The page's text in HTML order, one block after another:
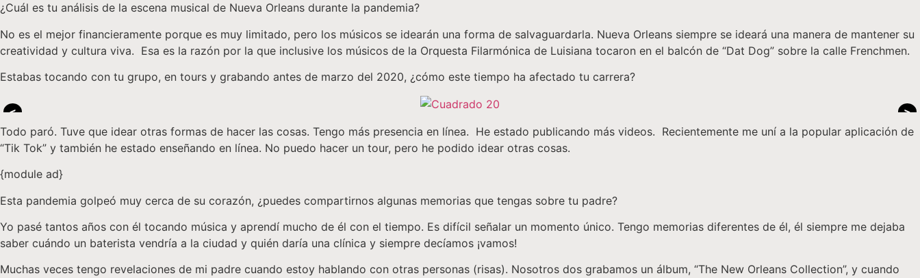
¿Cuál es tu análisis de la escena musical de Nueva Orleans durante la pandemia?
No es el mejor financieramente porque es muy limitado, pero los músicos se idearán una forma de salvaguardarla. Nueva Orleans siempre se ideará una manera de mantener su
creatividad y cultura viva. Esa es la razón por la que inclusive los músicos de la Orquesta Filarmónica de Luisiana tocaron en el balcón de “Dat Dog” sobre la calle Frenchmen.
Estabas tocando con tu grupo, en tours y grabando antes de marzo del 2020, ¿cómo este tiempo ha afectado tu carrera?
<
>
Todo paró. Tuve que idear otras formas de hacer las cosas. Tengo más presencia en línea. He estado publicando más videos. Recientemente me uní a la popular aplicación de
“Tik Tok” y también he estado enseñando en línea. No puedo hacer un tour, pero he podido idear otras cosas.
{module ad}
Esta pandemia golpeó muy cerca de su corazón, ¿puedes compartirnos algunas memorias que tengas sobre tu padre?
Yo pasé tantos años con él tocando música y aprendí mucho de él con el tiempo. Es difícil señalar un momento único. Tengo memorias diferentes de él, él siempre me dejaba
saber cuándo un baterista vendría a la ciudad y quién daría una clínica y siempre decíamos ¡vamos!
Muchas veces tengo revelaciones de mi padre cuando estoy hablando con otras personas (risas). Nosotros dos grabamos un álbum, “The New Orleans Collection”, y cuando